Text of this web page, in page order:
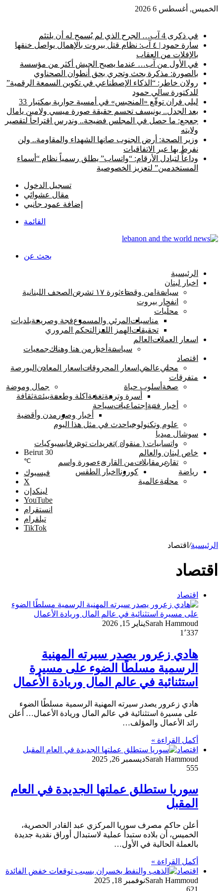
الخميس, أغسطس 6 2026
في ذكرى 4 آب… الجرح الذي لم يُسمح له أن يلتئم
سارة حمود | ٤ آب: نظام قتل بيروت بالإهمال يواصل خنقها
بالإفلات من العقاب
في الأول من آب… عندما يصبح الجيش أكثر من مؤسسة
بالصورة: مذكرة بحث وتحري بحق أنطوان الصحناوي
رولان خاطر: “الذكاء الإصطناعي في تكوين السمعة الرقمية”
للدكتورة سالي حمود
ليلى فران توقّع «المنحبس» في أمسية حوارية بمكتبار 33
بعد الجدل.. يونيسف تحسم حقيقة صورة ميسي ولامين يامال
جعجع: ما حصل في المجلس فضيحة.. وندرس اقتراحاً لتقصير
ولايته
وزير الصحة: أرض الجنوب صانها الشهداء والمقاومة.. ولن
نفرط بها عبر الاتفاقيات
وداعاً لتبادل الأرقام: “واتساب” يطلق رسمياً نظام “أسماء
المستخدمين” لتعزيز الخصوصية
تسجيل الدخول
مقال عشوائي
إضافة عمود جانبي
القائمة
بحث عن
الرئيسية
اخبار لبنان
سياسة امن وقضاءثورة ١٧ تشرين
الصحف اللبنانية
انفجار بيروت
محلّيات
مناسبات المرئي والمسموعفجة وصريحةبلديات
تحقيقات الهمز اللمز التحكم المروري
اسعار العملات العالم
سياسىة أخبار من هنا وهناكجمعيات
اقتصاد
محليعالمي اسعار المحروقات اسعار المعادن البورصة
متفرقات
صحة أسلوب حياة
أسرة وتربيةتغذية اكلة وطعمة
جمال وموضة
بيئــةثقافة
أخبار فنية إجتماعياتسياحة
أخبار وصور مدن وأقضية
علوم وتكنولوجياحدث في مثل هذا اليوم
سوشال ميديا
واتسابيات ( منقول )تغريدات تويتر فايسبوكيات
خاص لبنان والعالم
تقارير مقابلاتمن القارىءصورة واسم
رياضة
محليةعالمية
كورونا اخبار الطقس
Beirut 30
℃
فيسبوك
‫X
لينكدإن
‫YouTube
انستقرام
تيلقرام
‫TikTok
الرئيسية/ اقتصاد
اقتصاد
اقتصاد
Sarah Hammoudيناير 15, 2026
1٬337
هادي زعرور يصدر سيرته المهنية
الرسمية مسلطًا الضوء على مسيرة
استثنائية في عالم المال وريادة الأعمال
هادي زعرور يصدر سيرته المهنية الرسمية مسلطًا الضوء
على مسيرة استثنائية في عالم المال وريادة الأعمال… أعلن
رائد الأعمال والمؤلف…
أكمل القراءة »
اقتصاد
Sarah Hammoudديسمبر 26, 2025
555
سوريا ستطلق عملتها الجديدة في العام
المقبل
أعلن حاكم مصرف سوريا المركزي عبد القادر الحصرية،
الخميس، أن بلاده ستبدأ عملية لاستبدال أوراق نقدية جديدة
بالعملة الحالية في الأول…
أكمل القراءة »
اقتصاد
Sarah Hammoudنوفمبر 18, 2025
621